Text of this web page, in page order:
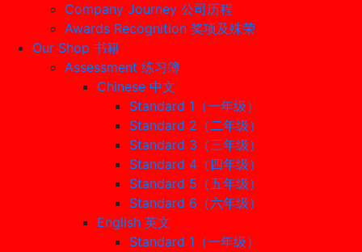
Company Journey 公司历程
Awards Recognition 奖项及殊荣
Our Shop 书籍
Assessment 练习簿
Chinese 中文
Standard 1（一年级）
Standard 2（二年级）
Standard 3（三年级）
Standard 4（四年级）
Standard 5（五年级）
Standard 6（六年级）
English 英文
Standard 1（一年级）